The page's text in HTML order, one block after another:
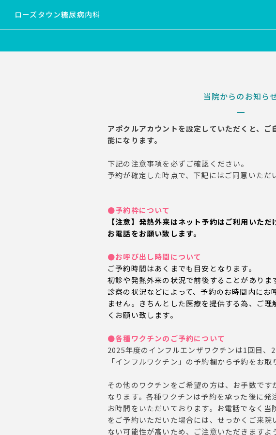
ローズタウン糖尿病内科
当院からのお知ら
アポクルアカウントを設定していただくと、ご
能になります。
下記の注意事項を必ずご確認ください。
予約が確定した時点で、下記にはご同意いただ
●予約枠について
【注意】発熱外来はネット予約はご利用いただ
お電話をお願い致します。
●お呼び出し時間について
ご予約時間はあくまでも目安となります。
初診や発熱外来の状況で前後することがありま
診察の状況などによって、予約のお時間内にお
ません。きちんとした医療を提供する為、ご理
くお願い致します。
●各種ワクチンのご予約について
2025年度のインフルエンザワクチンは1回目、2
「インフルワクチン」の予約欄から予約をお取
その他のワクチンをご希望の方は、お手数です
なります。各種ワクチンは予約を承った後に発
お時間をいただいております。お電話でなく当
をご予約いただいた場合には、せっかくご来院
ない可能性が高いため、ご注意いただきますよ